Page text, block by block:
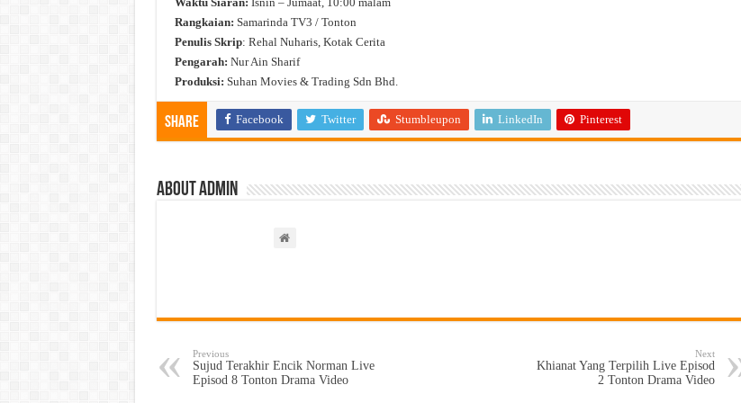
Rangkaian: Samarinda TV3 / Tonton
Penulis Skrip: Rehal Nuharis, Kotak Cerita
Pengarah: Nur Ain Sharif
Produksi: Suhan Movies & Trading Sdn Bhd.
Share Facebook Twitter Stumbleupon LinkedIn Pinterest
About admin
Previous
Sujud Terakhir Encik Norman Live
Episod 8 Tonton Drama Video
Next
Khianat Yang Terpilih Live Episod
2 Tonton Drama Video